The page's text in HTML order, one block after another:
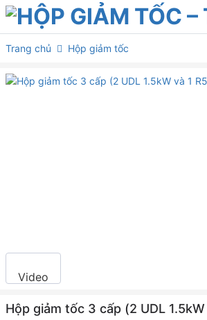
Bỏ
nội
dung
Trang chủ Hộp giảm tốc
Video
Hộp giảm tốc 3 cấp (2 UDL 1.5kW